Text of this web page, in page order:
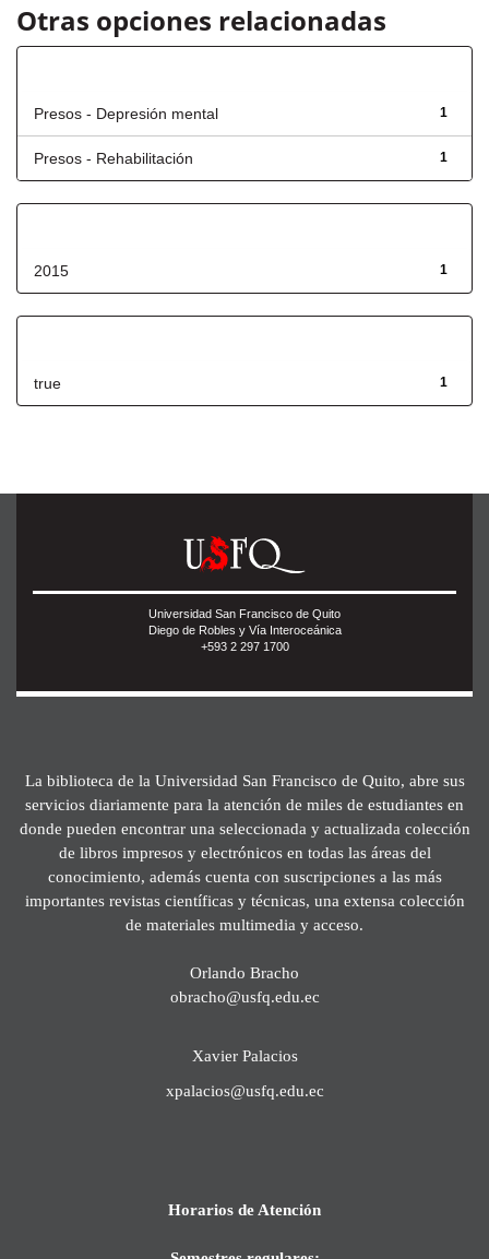
Otras opciones relacionadas
1
Presos - Depresión mental
1
Presos - Rehabilitación
1
2015
1
true
Universidad San Francisco de Quito
Diego de Robles y Vía Interoceánica
+593 2 297 1700
La biblioteca de la Universidad San Francisco de Quito, abre sus
servicios diariamente para la atención de miles de estudiantes en
donde pueden encontrar una seleccionada y actualizada colección
de libros impresos y electrónicos en todas las áreas del
conocimiento, además cuenta con suscripciones a las más
importantes revistas científicas y técnicas, una extensa colección
de materiales multimedia y acceso.
Orlando Bracho
obracho@usfq.edu.ec
Xavier Palacios
xpalacios@usfq.edu.ec
Horarios de Atención